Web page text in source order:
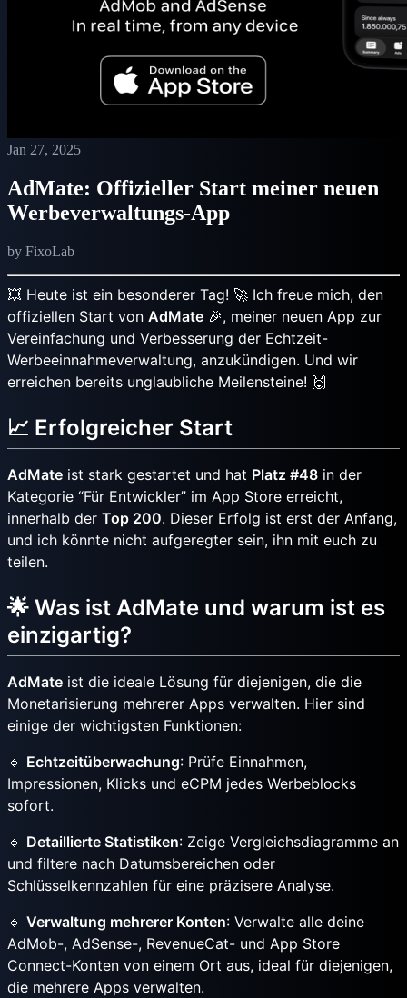
Jan 27, 2025
AdMate: Offizieller Start meiner neuen
Werbeverwaltungs-App
by FixoLab
💥 Heute ist ein besonderer Tag! 🚀 Ich freue mich, den
offiziellen Start von AdMate 🎉, meiner neuen App zur
Vereinfachung und Verbesserung der Echtzeit-
Werbeeinnahmeverwaltung, anzukündigen. Und wir
erreichen bereits unglaubliche Meilensteine! 🙌
📈 Erfolgreicher Start
AdMate ist stark gestartet und hat Platz #48 in der
Kategorie “Für Entwickler” im App Store erreicht,
innerhalb der Top 200. Dieser Erfolg ist erst der Anfang,
und ich könnte nicht aufgeregter sein, ihn mit euch zu
teilen.
🌟 Was ist AdMate und warum ist es
einzigartig?
AdMate ist die ideale Lösung für diejenigen, die die
Monetarisierung mehrerer Apps verwalten. Hier sind
einige der wichtigsten Funktionen:
🔹 Echtzeitüberwachung: Prüfe Einnahmen,
Impressionen, Klicks und eCPM jedes Werbeblocks
sofort.
🔹 Detaillierte Statistiken: Zeige Vergleichsdiagramme an
und filtere nach Datumsbereichen oder
Schlüsselkennzahlen für eine präzisere Analyse.
🔹 Verwaltung mehrerer Konten: Verwalte alle deine
AdMob-, AdSense-, RevenueCat- und App Store
Connect-Konten von einem Ort aus, ideal für diejenigen,
die mehrere Apps verwalten.